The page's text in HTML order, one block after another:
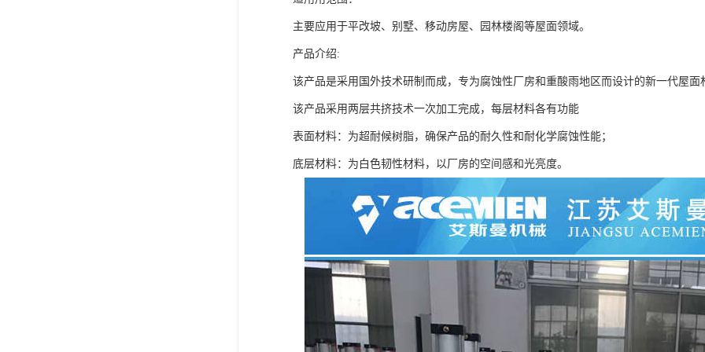
主要应用于平改坡、别墅、移动房屋、园林楼阁等屋面领域。
产品介绍:
该产品是采用国外技术研制而成，专为腐蚀性厂房和重酸雨地区而设计的新一代屋
该产品采用两层共挤技术一次加工完成，每层材料各有功能
表面材料：为超耐候树脂，确保产品的耐久性和耐化学腐蚀性能；
底层材料：为白色韧性材料，以厂房的空间感和光亮度。